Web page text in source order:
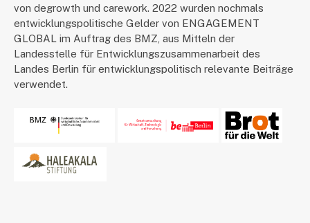
von degrowth und carework. 2022 wurden nochmals
entwicklungspolitische Gelder von ENGAGEMENT
GLOBAL im Auftrag des BMZ, aus Mitteln der
Landesstelle für Entwicklungszusammenarbeit des
Landes Berlin für entwicklungspolitisch relevante Beiträge
verwendet.